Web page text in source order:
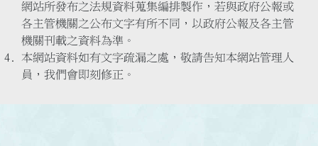
網站所發布之法規資料蒐集編排製作，若與政府公報或
各主管機關之公布文字有所不同，以政府公報及各主管
機關刊載之資料為準。
本網站資料如有文字疏漏之處，敬請告知本網站管理人
員，我們會即刻修正。